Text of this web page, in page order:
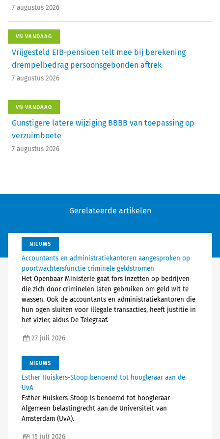
7 augustus 2026
VN VANDAAG
Vrijgesteld EIB-pensioen telt mee bij berekening
drempelbedrag persoonsgebonden aftrek
7 augustus 2026
VN VANDAAG
Gunstigere latere wijziging BBBB van toepassing op
verzuimboete
7 augustus 2026
Gerelateerde artikelen
NIEUWS
Accountants en administratiekantoren aangesproken op
poortwachtersfunctie criminele geldstromen
Het Openbaar Ministerie gaat fors inzetten op bedrijven
die zich door criminelen laten gebruiken om geld wit te
wassen. Ook de accountants en administratiekantoren die
hun ogen sluiten voor illegale transacties, heeft justitie in
het vizier, aldus De Telegraaf.
27 juli 2026
NIEUWS
Esther Huiskers-Stoop benoemd tot hoogleraar aan de
UvA
Esther Huiskers-Stoop is benoemd tot hoogleraar
Algemeen belastingrecht aan de Universiteit van
Amsterdam (UvA).
15 juli 2026